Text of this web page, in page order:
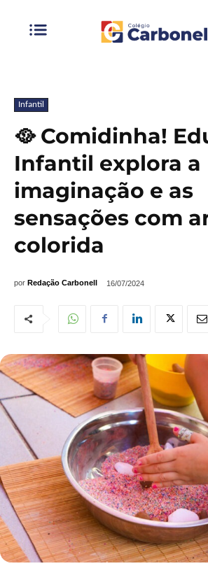
Infantil
🥘 Comidinha!
Infantil explora a
imaginação e as
sensações com
colorida
por Redação Carbonell 16/07/2024